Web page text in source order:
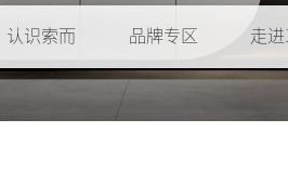
认识索而 品牌专区 走进